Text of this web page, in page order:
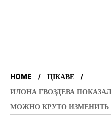
HOME
ЦІКАВЕ
ИЛОНА ГВОЗДЕВА
МОЖНО КРУТО